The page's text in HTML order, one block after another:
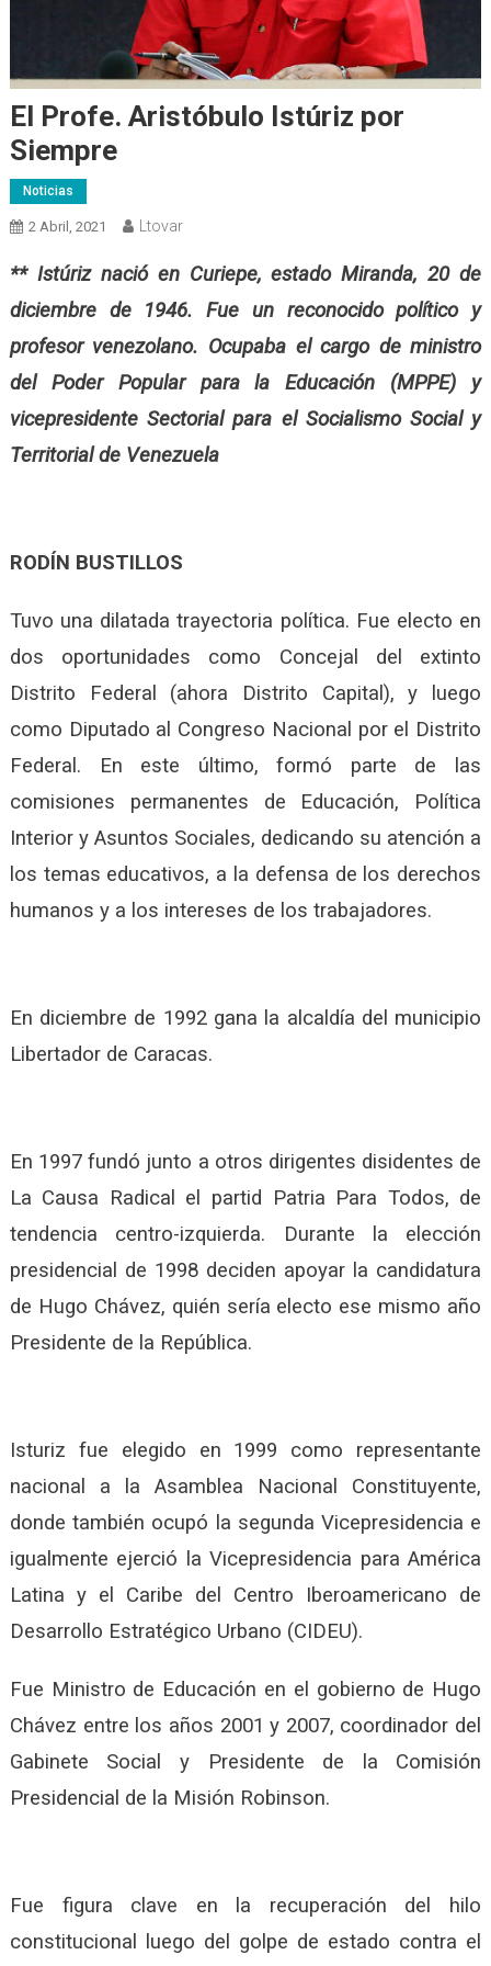
El Profe. Aristóbulo Istúriz por
Siempre
Noticias
2 Abril, 2021 Ltovar
** Istúriz nació en Curiepe, estado Miranda, 20 de
diciembre de 1946. Fue un reconocido político y
profesor venezolano. Ocupaba el cargo de ministro
del Poder Popular para la Educación (MPPE) y
vicepresidente Sectorial para el Socialismo Social y
Territorial de Venezuela
RODÍN BUSTILLOS
Tuvo una dilatada trayectoria política. Fue electo en
dos oportunidades como Concejal del extinto
Distrito Federal (ahora Distrito Capital), y luego
como Diputado al Congreso Nacional por el Distrito
Federal. En este último, formó parte de las
comisiones permanentes de Educación, Política
Interior y Asuntos Sociales, dedicando su atención a
los temas educativos, a la defensa de los derechos
humanos y a los intereses de los trabajadores.
En diciembre de 1992 gana la alcaldía del municipio
Libertador de Caracas.
En 1997 fundó junto a otros dirigentes disidentes de
La Causa Radical el partid Patria Para Todos, de
tendencia centro-izquierda. Durante la elección
presidencial de 1998 deciden apoyar la candidatura
de Hugo Chávez, quién sería electo ese mismo año
Presidente de la República.
Isturiz fue elegido en 1999 como representante
nacional a la Asamblea Nacional Constituyente,
donde también ocupó la segunda Vicepresidencia e
igualmente ejerció la Vicepresidencia para América
Latina y el Caribe del Centro Iberoamericano de
Desarrollo Estratégico Urbano (CIDEU).
Fue Ministro de Educación en el gobierno de Hugo
Chávez entre los años 2001 y 2007, coordinador del
Gabinete Social y Presidente de la Comisión
Presidencial de la Misión Robinson.
Fue figura clave en la recuperación del hilo
constitucional luego del golpe de estado contra el